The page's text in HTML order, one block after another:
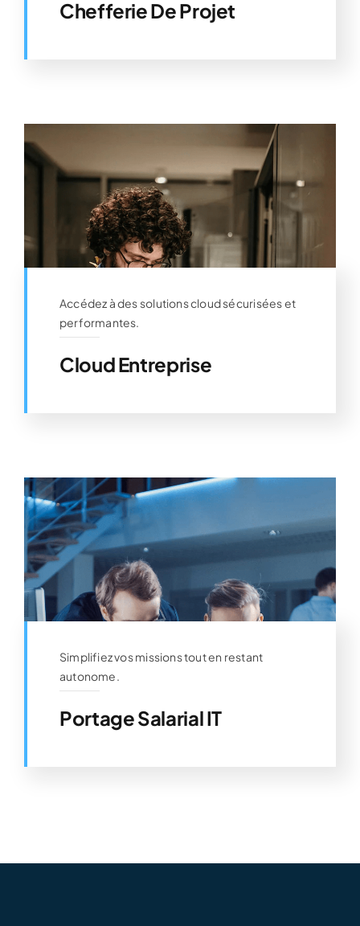
Chefferie De Projet
Accédez à des solutions cloud sécurisées et
performantes.
Cloud Entreprise
Simplifiez vos missions tout en restant
autonome.
Portage Salarial IT